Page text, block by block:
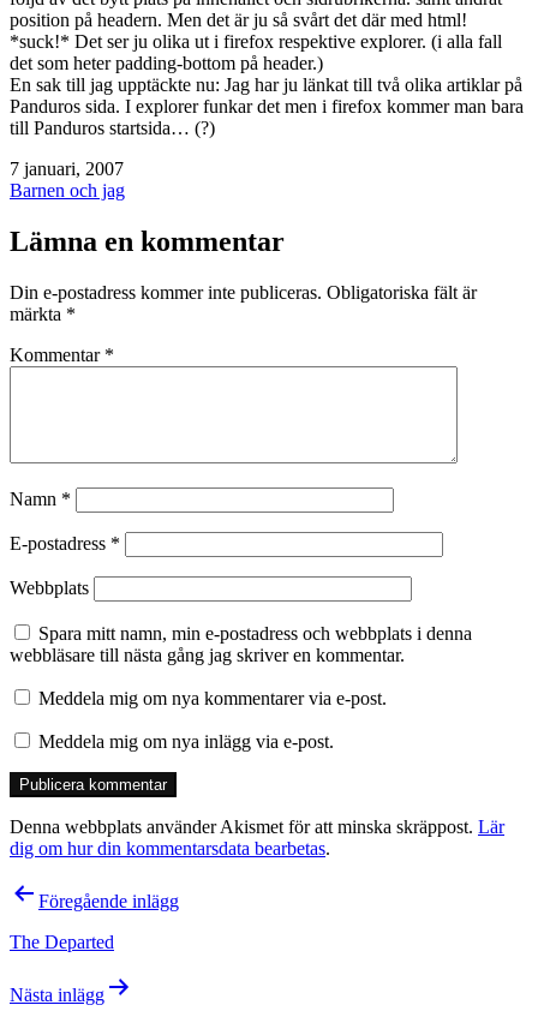
position på headern. Men det är ju så svårt det där med html!
*suck!* Det ser ju olika ut i firefox respektive explorer. (i alla fall
det som heter padding-bottom på header.)
En sak till jag upptäckte nu: Jag har ju länkat till två olika artiklar på
Panduros sida. I explorer funkar det men i firefox kommer man bara
till Panduros startsida… (?)
Publicerat
den
7 januari, 2007
Kategoriserat
Barnen och jag
Lämna en kommentar
Din e-postadress kommer inte publiceras. Obligatoriska fält är
märkta *
Kommentar *
Namn *
E-postadress *
Webbplats
Spara mitt namn, min e-postadress och webbplats i denna
webbläsare till nästa gång jag skriver en kommentar.
Meddela mig om nya kommentarer via e-post.
Meddela mig om nya inlägg via e-post.
Denna webbplats använder Akismet för att minska skräppost. Lär
dig om hur din kommentarsdata bearbetas.
Inläggsnavigering
Föregående inlägg
The Departed
Nästa inlägg